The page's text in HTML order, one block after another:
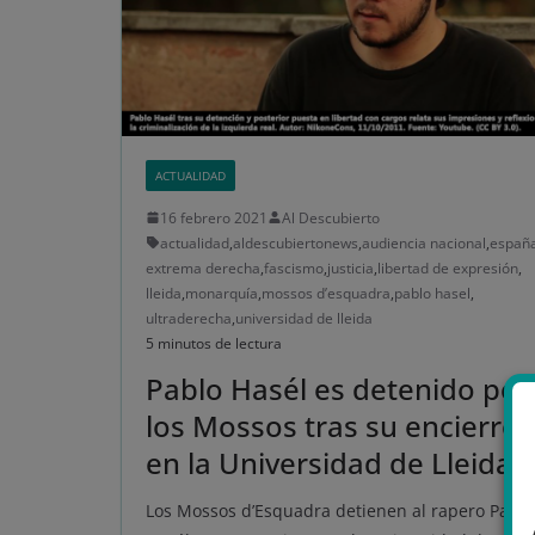
ACTUALIDAD
16 febrero 2021
Al Descubierto
actualidad,aldescubiertonews,audiencia nacional,
extrema derecha,fascismo,justicia,libertad de expresión,
lleida,monarquía,mossos d’esquadra,pablo hasel,
ultraderecha,universidad de lleida
5 minutos de lectura
Pablo Hasél es detenido por
los Mossos tras su encierro
en la Universidad de Lleida
Los Mossos d’Esquadra detienen al rapero Pablo